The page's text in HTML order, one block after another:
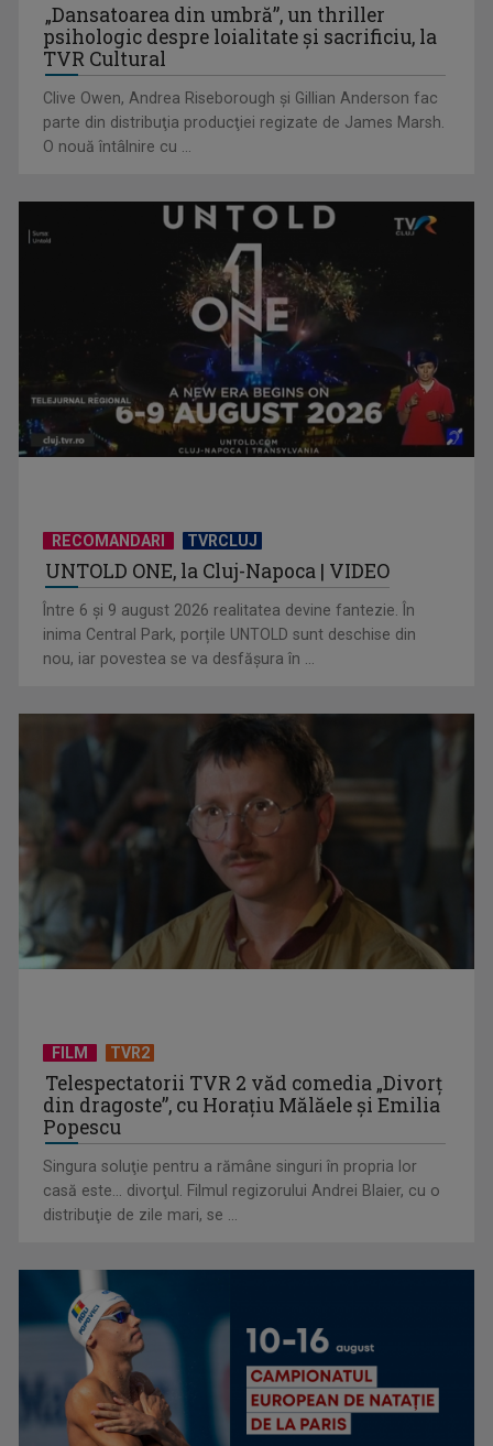
Explozie de energie pe scena TVR: Andreea Bălan în
programul de Revelion 2026
„TVR a fost primul meu pas în televiziune” – Nico, invitată la
„Televiziunea ...
Mihai Trăistariu, un moment de suflet pentru aniversarea
TVR la „Revelion 2026”
„Dansatoarea din umbră”, un thriller
psihologic despre loialitate și sacrificiu, la
TVR Cultural
Clive Owen, Andrea Riseborough şi Gillian Anderson fac
parte din distribuţia producţiei regizate de James Marsh.
O nouă întâlnire cu ...
RECOMANDARI TVRCLUJ
UNTOLD ONE, la Cluj-Napoca | VIDEO
Între 6 și 9 august 2026 realitatea devine fantezie. În
inima Central Park, porțile UNTOLD sunt deschise din
nou, iar povestea se va desfășura în ...
FILM TVR2
Telespectatorii TVR 2 văd comedia „Divorţ
din dragoste”, cu Horaţiu Mălăele şi Emilia
Popescu
Singura soluţie pentru a rămâne singuri în propria lor
casă este... divorţul. Filmul regizorului Andrei Blaier, cu o
distribuţie de zile mari, se ...